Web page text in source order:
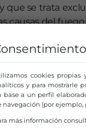
que se trata
causas del
Salvamento Marítimo
cookies propias
y para mostrarle
base a un perfil
navegación (por ejemplo,
más información